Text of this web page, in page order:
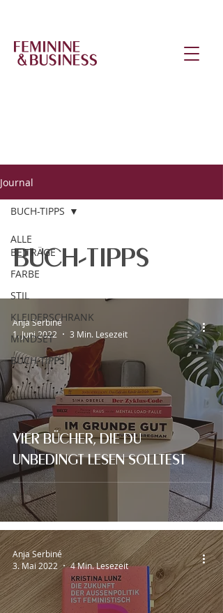
Journal
ALLE
BEITRÄGE
FARBE
STIL
KLEIDERSCHRANK
MINDSET
BUCH-TIPPS
BUCH-TIPPS
BUCH-TIPPS
VIER BÜCHER, DIE DU
UNBEDINGT LESEN SOLLTEST
Anja Serbiné
1. Juni 2022
3 Min. Lesezeit
Anja Serbiné
3. Mai 2022
4 Min. Lesezeit